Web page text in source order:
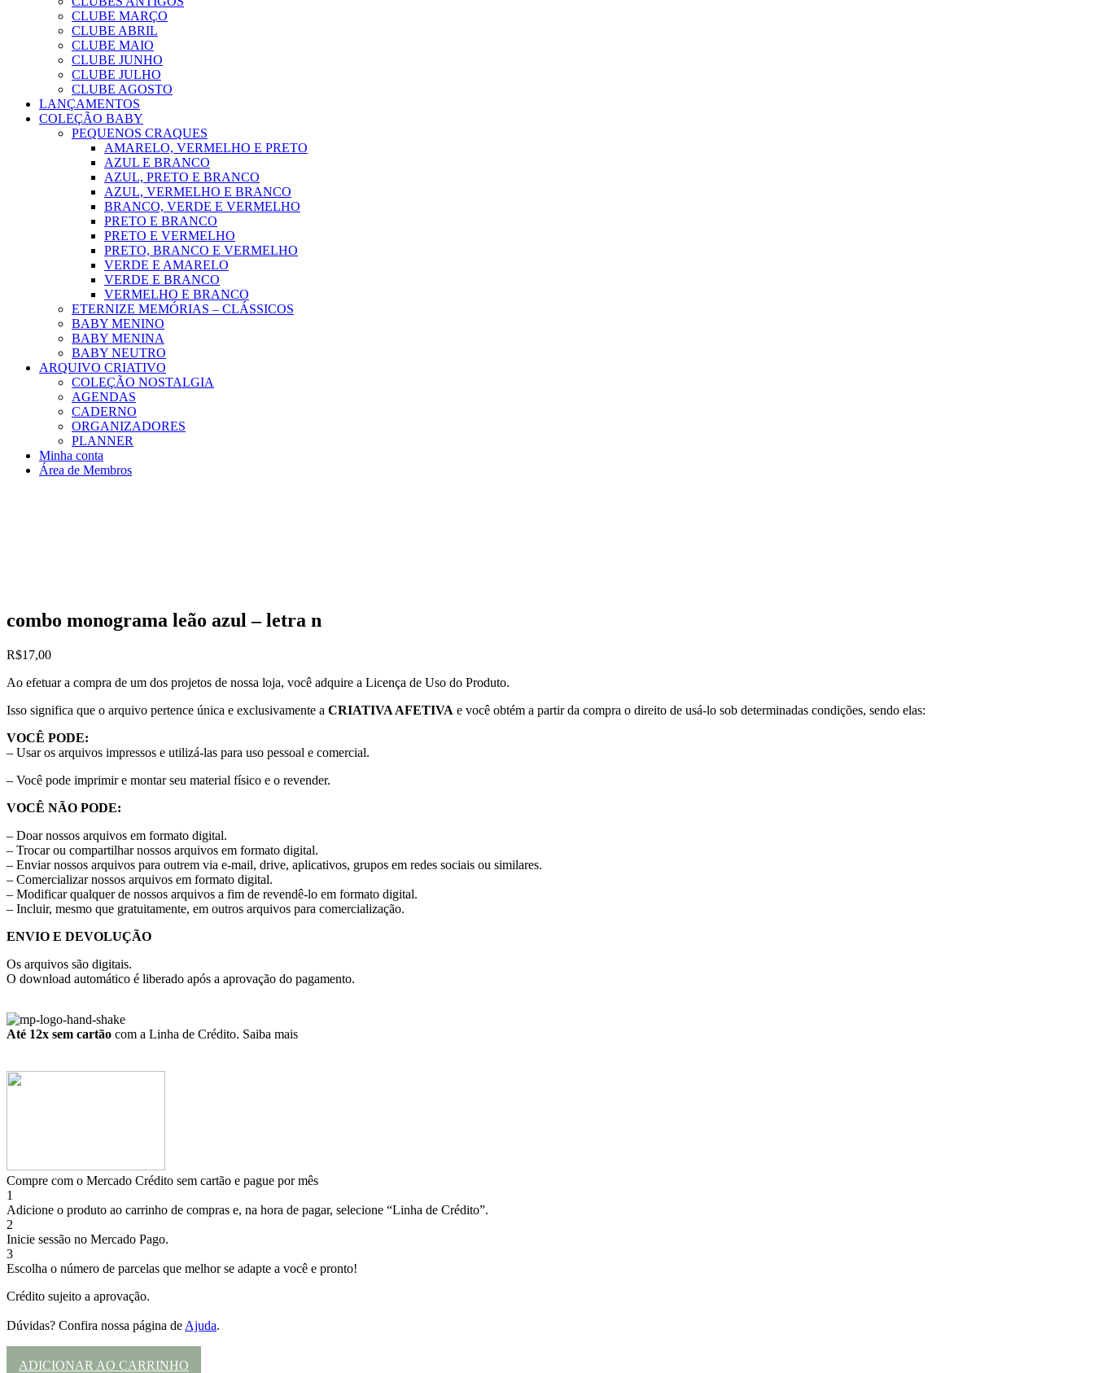
CLUBE MARÇO
CLUBE ABRIL
CLUBE MAIO
CLUBE JUNHO
CLUBE JULHO
CLUBE AGOSTO
LANÇAMENTOS
COLEÇÃO BABY
PEQUENOS CRAQUES
AMARELO, VERMELHO E PRETO
AZUL E BRANCO
AZUL, PRETO E BRANCO
AZUL, VERMELHO E BRANCO
BRANCO, VERDE E VERMELHO
PRETO E BRANCO
PRETO E VERMELHO
PRETO, BRANCO E VERMELHO
VERDE E AMARELO
VERDE E BRANCO
VERMELHO E BRANCO
ETERNIZE MEMÓRIAS – CLÁSSICOS
BABY MENINO
BABY MENINA
BABY NEUTRO
ARQUIVO CRIATIVO
COLEÇÃO NOSTALGIA
AGENDAS
CADERNO
ORGANIZADORES
PLANNER
Minha conta
Área de Membros
combo monograma leão azul – letra n
R$17,00
Ao efetuar a compra de um dos projetos de nossa loja, você adquire a Licença de Uso do Produto.
Isso significa que o arquivo pertence única e exclusivamente a CRIATIVA AFETIVA e você obtém a partir da compra o direito de usá-lo sob determinadas condições, sendo elas:
VOCÊ PODE:
– Usar os arquivos impressos e utilizá-las para uso pessoal e comercial.
– Você pode imprimir e montar seu material físico e o revender.
VOCÊ NÃO PODE:
– Doar nossos arquivos em formato digital.
– Trocar ou compartilhar nossos arquivos em formato digital.
– Enviar nossos arquivos para outrem via e-mail, drive, aplicativos, grupos em redes sociais ou similares.
– Comercializar nossos arquivos em formato digital.
– Modificar qualquer de nossos arquivos a fim de revendê-lo em formato digital.
– Incluir, mesmo que gratuitamente, em outros arquivos para comercialização.
ENVIO E DEVOLUÇÃO
Os arquivos são digitais.
O download automático é liberado após a aprovação do pagamento.
Até 12x sem cartão com a Linha de Crédito. Saiba mais
Compre com o Mercado Crédito sem cartão e pague por mês
1
Adicione o produto ao carrinho de compras e, na hora de pagar, selecione “Linha de Crédito”.
2
Inicie sessão no Mercado Pago.
3
Escolha o número de parcelas que melhor se adapte a você e pronto!
Crédito sujeito a aprovação.
Dúvidas? Confira nossa página de Ajuda.
ADICIONAR AO CARRINHO